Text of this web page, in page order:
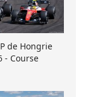
de Hongrie
- Course